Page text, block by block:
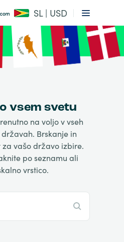
SL | USD
vsem svetu
na voljo v vseh
Brskanje in
vašo državo izbire.
po seznamu ali
vrstico.